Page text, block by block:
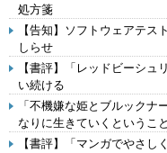
処方箋
【告知】ソフトウェアテス
しらせ
【書評】「レッドビーシ
い続ける
「不機嫌な姫とブルック
なりに生きていくということ
【書評】「マンガでやさし